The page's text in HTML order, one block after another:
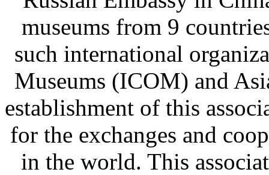
museums from 9
such international
Museums (ICOM) and
establishment of this
for the exchanges and
in the world. This